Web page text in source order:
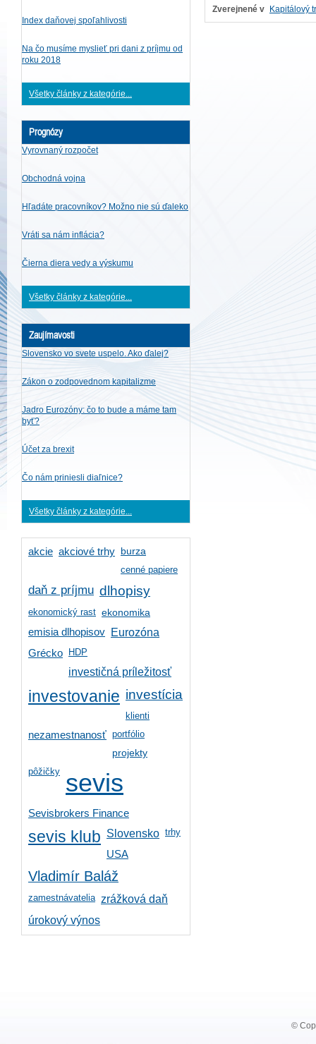
Index daňovej spoľahlivosti
Na čo musíme myslieť pri dani z príjmu od
roku 2018
Všetky články z kategórie...
Prognózy
Vyrovnaný rozpočet
Obchodná vojna
Hľadáte pracovníkov? Možno nie sú ďaleko
Vráti sa nám inflácia?
Čierna diera vedy a výskumu
Všetky články z kategórie...
Zaujímavosti
Slovensko vo svete uspelo. Ako ďalej?
Zákon o zodpovednom kapitalizme
Jadro Eurozóny: čo to bude a máme tam
byť?
Účet za brexit
Čo nám priniesli diaľnice?
Všetky články z kategórie...
akcie akciové trhy burza
cenné papiere
daň z príjmu dlhopisy
ekonomický rast ekonomika
emisia dlhopisov
Eurozóna
Grécko HDP
investičná príležitosť
investovanie investícia
klienti
nezamestnanosť portfólio
projekty
pôžičky sevis
Sevisbrokers Finance
sevis klub Slovensko trhy
USA
Vladimír Baláž
zamestnávatelia zrážková daň
úrokový výnos
Zverejnené v Kapitálový
©